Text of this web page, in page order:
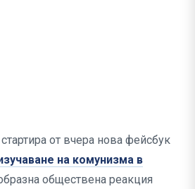
от вчера нова фейсбук
на комунизма в
обществена реакция